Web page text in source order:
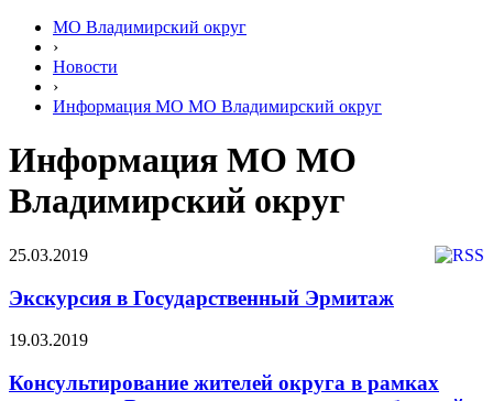
МО Владимирский округ
›
Новости
›
Информация МО МО Владимирский округ
Информация МО МО
Владимирский округ
25.03.2019
Экскурсия в Государственный Эрмитаж
19.03.2019
Консультирование жителей округа в рамках